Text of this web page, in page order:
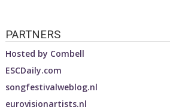
PARTNERS
Hosted by Combell
ESCDaily.com
songfestivalweblog.nl
eurovisionartists.nl